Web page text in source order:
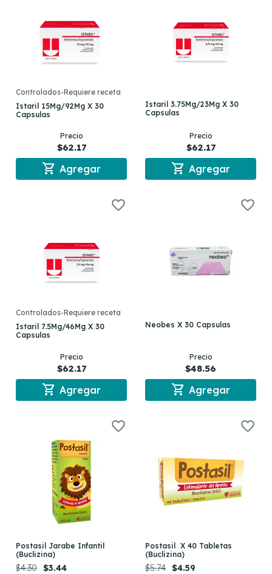
Controlados-Requiere receta
Istaril 15Mg/92Mg X 30
Capsulas
Precio
$62.17
shopping_cart Agregar
Istaril 3.75Mg/23Mg X 30
Capsulas
Precio
$62.17
shopping_cart Agregar
Controlados-Requiere receta
Istaril 7.5Mg/46Mg X 30
Capsulas
Precio
$62.17
shopping_cart Agregar
Neobes X 30 Capsulas
Precio
$48.56
shopping_cart Agregar
Postasil Jarabe Infantil
(Buclizina)
$4.30 $3.44
Postasil X 40 Tabletas
(Buclizina)
$5.74 $4.59